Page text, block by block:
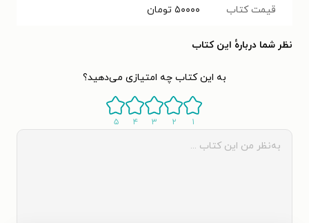
قیمت کتاب ۵۰۰۰۰ تومان
نظر شما دربارهٔ این کتاب
به این کتاب چه امتیازی می‌دهید؟
۱ ۲ ۳ ۴ ۵